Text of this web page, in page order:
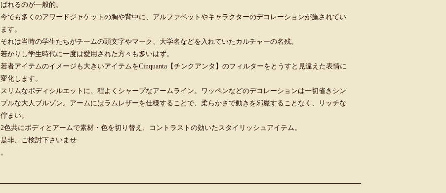
ばれるのが一般的。
今でも多くのアワードジャケットの胸や背中に、アルファベットやキャラクターのデコレーションが施されてい
ます。
それは当時の学生たちがチームの頭文字やマーク、大学名などを入れていたカルチャーの名残。
若かりし学生時代に一度は愛用された方々も多いはず。
若者アイテムのイメージも大きいアイテムをCinquanta【チンクアンタ】のフィルターをとうすと見違えた表情に
変化します。
スリムなボディシルエットに、程よくシャープなアームライン。ワッペンなどのデコレーションは一切省きシン
プルな大人ブルゾン。アームにはラムレザーを仕様することで、柔らかさで動きを邪魔することなく、リッチな
佇まい。
2色共にボディとアームで素材・色を切り替え、コントラストの効いたスタイリッシュアイテム。
是非、ご検討下さいませ
。